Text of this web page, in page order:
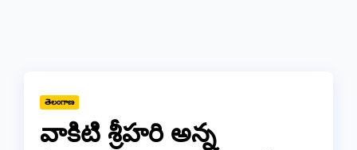
తెలంగాణ
వాకిటి శ్రీహరి అన్న